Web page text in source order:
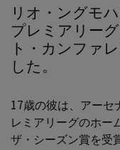
リオ・ングモハは火曜日の夜に開催された
プレミアリー
ト・カンファ
した。
17歳の彼は、アーセ
レミアリーグのホー
ザ・シーズン賞を受